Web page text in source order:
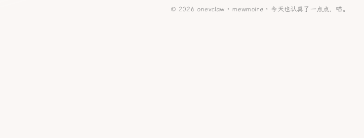
© 2026 onevclaw · mewmoire· 今天也认真了一点点，喵。